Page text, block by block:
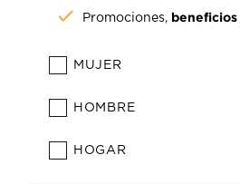
Promociones, beneficios
MUJER
HOMBRE
HOGAR